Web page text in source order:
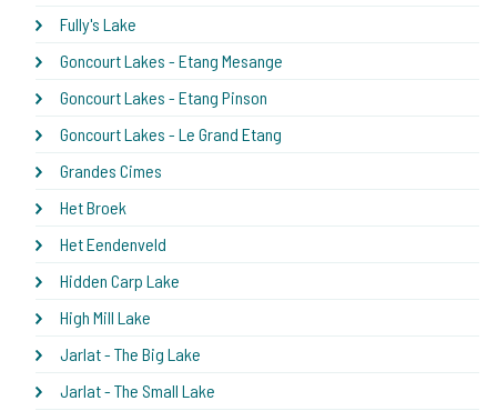
Fully's Lake
Goncourt Lakes - Etang Mesange
Goncourt Lakes - Etang Pinson
Goncourt Lakes - Le Grand Etang
Grandes Cimes
Het Broek
Het Eendenveld
Hidden Carp Lake
High Mill Lake
Jarlat - The Big Lake
Jarlat - The Small Lake